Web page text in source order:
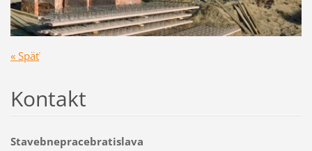
« Späť
Kontakt
Stavebnepracebratislava